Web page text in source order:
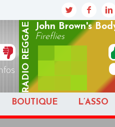
RADIO
REGGAE
John Brown's
Fireflies
BOUTIQUE L’ASSO